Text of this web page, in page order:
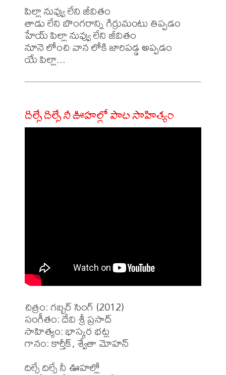
పిల్లా నువ్వు లేని జీవితం
తాడు లేని బొంగరాన్ని గిర్రుమంటు తిప్పడం
హేయ్ పిల్లా నువ్వు లేని జీవితం
నూనె లోంచి వాన లోకి జారిపడ్డ అప్పడం
దిల్సే దిల్సే నీ ఊహల్లో పాట సాహిత్యం
చిత్రం: గబ్బర్ సింగ్ (2012)
సంగీతం: దేవి శ్రీ ప్రసాద్
సాహిత్యం: భాస్కర భట్ల
గానం: కార్తీక్, శ్వేతా మోహన్
దిల్సే దిల్సే నీ ఊహల్లో